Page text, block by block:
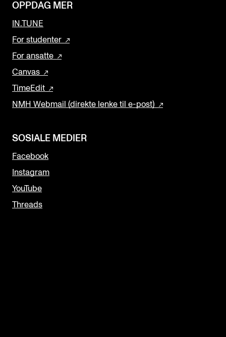
OPPDAG MER
IN.TUNE
For studenter
For ansatte
Canvas
TimeEdit
NMH Webmail (direkte lenke til e-post)
SOSIALE MEDIER
Facebook
Instagram
YouTube
Threads